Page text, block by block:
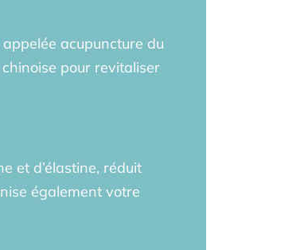
acupuncture du
pour revitaliser
et d’élastine, réduit
également votre